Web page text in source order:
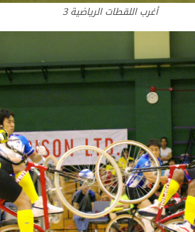
أغرب اللقطات الرياضية 3